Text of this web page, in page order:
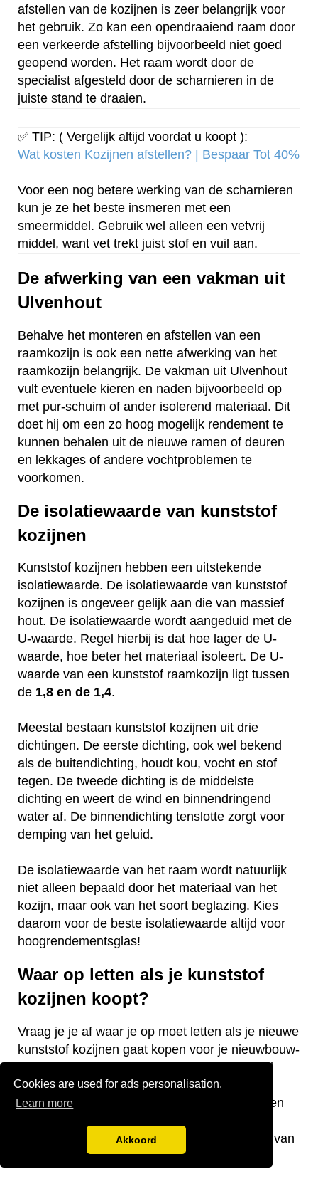
Cookies are used for ads personalisation.
Learn more
Akkoord
afstellen van de kozijnen is zeer belangrijk voor
het gebruik. Zo kan een opendraaiend raam door
een verkeerde afstelling bijvoorbeeld niet goed
geopend worden. Het raam wordt door de
specialist afgesteld door de scharnieren in de
juiste stand te draaien.
✅ TIP: ( Vergelijk altijd voordat u koopt ):
Wat kosten Kozijnen afstellen? | Bespaar Tot 40%‎
Voor een nog betere werking van de scharnieren
kun je ze het beste insmeren met een
smeermiddel. Gebruik wel alleen een vetvrij
middel, want vet trekt juist stof en vuil aan.
De afwerking van een vakman uit
Ulvenhout
Behalve het monteren en afstellen van een
raamkozijn is ook een nette afwerking van het
raamkozijn belangrijk. De vakman uit Ulvenhout
vult eventuele kieren en naden bijvoorbeeld op
met pur-schuim of ander isolerend materiaal. Dit
doet hij om een zo hoog mogelijk rendement te
kunnen behalen uit de nieuwe ramen of deuren
en lekkages of andere vochtproblemen te
voorkomen.
De isolatiewaarde van kunststof
kozijnen
Kunststof kozijnen hebben een uitstekende
isolatiewaarde. De isolatiewaarde van kunststof
kozijnen is ongeveer gelijk aan die van massief
hout. De isolatiewaarde wordt aangeduid met de
U-waarde. Regel hierbij is dat hoe lager de U-
waarde, hoe beter het materiaal isoleert. De U-
waarde van een kunststof raamkozijn ligt tussen
de 1,8 en de 1,4.
Meestal bestaan kunststof kozijnen uit drie
dichtingen. De eerste dichting, ook wel bekend
als de buitendichting, houdt kou, vocht en stof
tegen. De tweede dichting is de middelste
dichting en weert de wind en binnendringend
water af. De binnendichting tenslotte zorgt voor
demping van het geluid.
De isolatiewaarde van het raam wordt natuurlijk
niet alleen bepaald door het materiaal van het
kozijn, maar ook van het soort beglazing. Kies
daarom voor de beste isolatiewaarde altijd voor
hoogrendementsglas!
Waar op letten als je kunststof
kozijnen koopt?
Vraag je je af waar je op moet letten als je nieuwe
kunststof kozijnen gaat kopen voor je nieuwbouw-
of bestaande woning? Wij hebben een aantal
nuttige tips voor je! De keurmerken van de
kozijnen, welke isolatiewaarde je nodig hebt en
belangrijke aandachtspunten bij de aanschaf van
kunststof kozijnen.